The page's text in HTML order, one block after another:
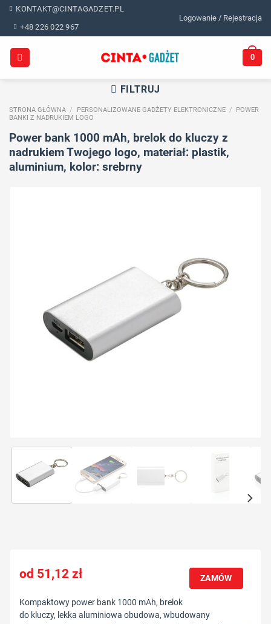
Skip
content
KONTAKT@CINTAGADZET.PL
+48 226 022 967
Logowanie / Rejestracja
0
FILTRUJ
STRONA GŁÓWNA / PERSONALIZOWANE GADŻETY ELEKTRONICZNE /
POWER
BANKI Z NADRUKIEM LOGO
Power bank 1000 mAh, brelok do kluczy z
nadrukiem Twojego logo, materiał: plastik,
aluminium, kolor: srebrny
51,12zł ZAMÓW
Kompaktowy power bank 1000 mAh, brelok
do kluczy, lekka aluminiowa obudowa, wbudowany